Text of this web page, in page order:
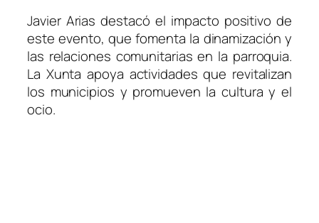
Javier Arias destacó el impacto positivo de
este evento, que fomenta la dinamización y
las relaciones comunitarias en la parroquia.
La Xunta apoya actividades que revitalizan
los municipios y promueven la cultura y el
ocio.